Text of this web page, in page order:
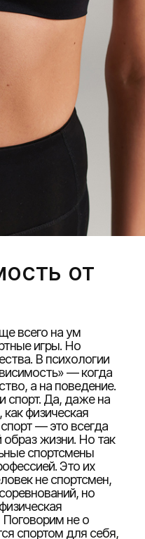
от
всего на ум
игры. Но
В психологии
— когда
а на поведение.
спорт. Да, даже на
физическая
— это всегда
образ жизни. Но так
спортсмены
Это их
не спортсмен,
но
Поговорим не о
спортом для себя,